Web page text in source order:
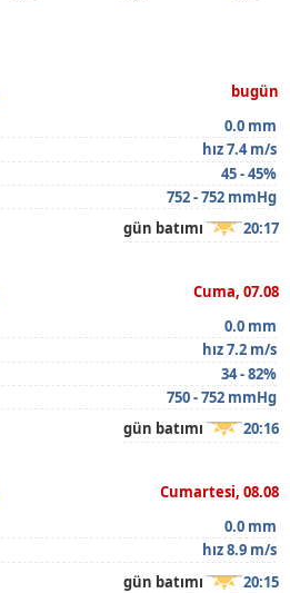
bugün
0.0 mm
hız 7.4 m/s
45 - 45%
752 - 752 mmHg
gün batımı 20:17
Cuma, 07.08
0.0 mm
hız 7.2 m/s
34 - 82%
750 - 752 mmHg
gün batımı 20:16
Cumartesi, 08.08
0.0 mm
hız 8.9 m/s
gün batımı 20:15